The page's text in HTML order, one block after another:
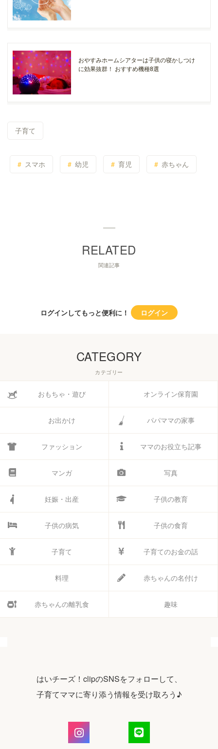
おやすみホームシアターは子供の寝かしつけ
に効果抜群！ おすすめ機種8選
子育て
スマホ 幼児 育児 赤ちゃん
関連記事
ログインしてもっと便利に！ ログイン
CATEGORY
カテゴリー
おもちゃ・遊び オンライン保育園
お出かけ パパママの家事
ファッション ママのお役立ち記事
マンガ 写真
妊娠・出産 子供の教育
子供の病気 子供の食育
子育て 子育てのお金の話
料理 赤ちゃんの名付け
赤ちゃんの離乳食 趣味
はいチーズ！clipのSNSをフォローして、
子育てママに寄り添う情報を受け取ろう♪